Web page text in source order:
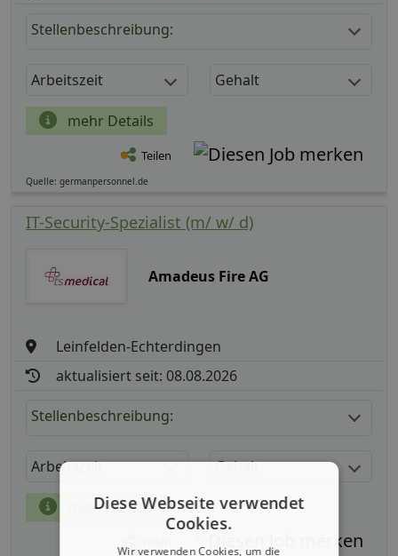
Stellenbeschreibung:
Arbeitszeit Gehalt
mehr Details
Teilen
Quelle: germanpersonnel.de
IT-Security-Spezialist (m/ w/ d)
Amadeus Fire AG
Leinfelden-Echterdingen
aktualisiert seit: 08.08.2026
Stellenbeschreibung:
Arbeitszeit Gehalt
mehr Details
Diese Webseite verwendet
Cookies.
Wir verwenden Cookies, um die